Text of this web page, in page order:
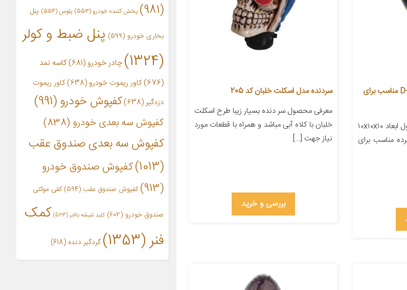
سر دنده خودرو وارون مدل D-26 مناسب برای
معرفی محصول جزئیات محصول ابعاد ۱۰x۱۰x۱۰
مناسب برای
سردنده مدل اسکلت خلبان کد 205
معرفی محصول سر دنده بسیار زیبا طرح اسکلت
خلبان با کلاه آبی مباشد و همراه با قطعات مورد
نیاز جهت […]
بررسی و خرید
(981)
پخش کننده خودرو(553) پلوس(554) پنل
بخاری خودرو (599)
پنل ضبط و کولر
(1324)
چادر خودرو (681)
کاسه نمد
(676)
کاور ریموت خودرو(638)
کاور ریموت
دزدگیر(638) کفپوش خودرو(991)
کفپوش سه بعدی خودرو (838)
کفپوش سه بعدی صندوق عقب
(1013)
کفپوش صندوق خودرو
(913)
کفپوش صندوق عقب (594) کفی موکتی
صندوق خودرو (602) کلید شیشه بالابر(523)
کمک
فنر(1353) گردگیر دنده (618)